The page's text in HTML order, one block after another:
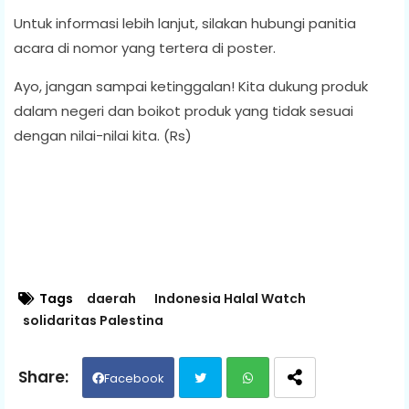
Untuk informasi lebih lanjut, silakan hubungi panitia
acara di nomor yang tertera di poster.
Ayo, jangan sampai ketinggalan! Kita dukung produk
dalam negeri dan boikot produk yang tidak sesuai
dengan nilai-nilai kita. (Rs)
Tags daerah
Indonesia Halal Watch
solidaritas Palestina
Facebook